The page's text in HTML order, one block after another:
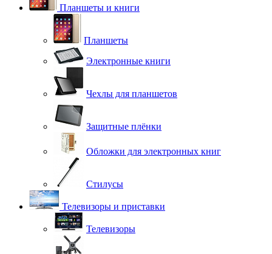
Планшеты и книги
Планшеты
Электронные книги
Чехлы для планшетов
Защитные плёнки
Обложки для электронных книг
Стилусы
Телевизоры и приставки
Телевизоры